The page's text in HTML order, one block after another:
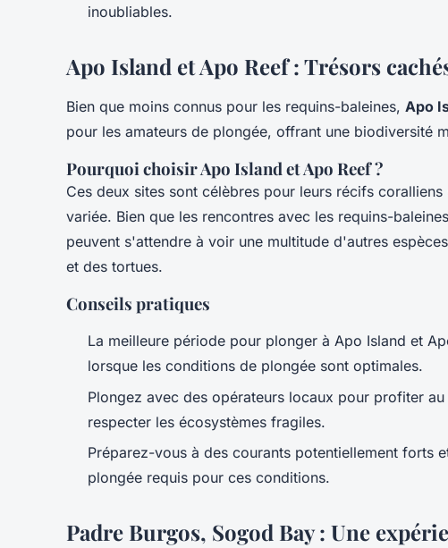
inoubliables.
Apo Island et Apo Reef : Trésors
Bien que moins connus pour les requins-baleines, Apo
pour les amateurs de plongée, offrant une biodiversité
Pourquoi choisir Apo Island et Apo Reef ?
Ces deux sites sont célèbres pour leurs récifs
variée. Bien que les rencontres avec les requins-baleines
peuvent s'attendre à voir une multitude d'autres
et des tortues.
Conseils pratiques
La meilleure période pour plonger à Apo Island et
lorsque les conditions de plongée sont optimales.
Plongez avec des opérateurs locaux pour profiter
respecter les écosystèmes fragiles.
Préparez-vous à des courants potentiellement forts
plongée requis pour ces conditions.
Padre Burgos, Sogod Bay : Une